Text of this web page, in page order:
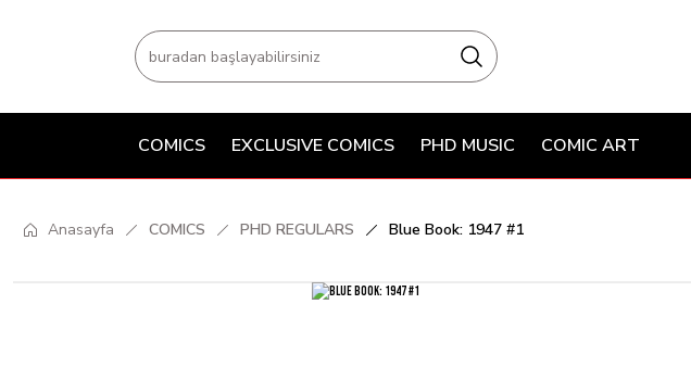
COMICS EXCLUSIVE COMICS PHD MUSIC COMIC ART
Anasayfa COMICS PHD REGULARS Blue Book: 1947 #1